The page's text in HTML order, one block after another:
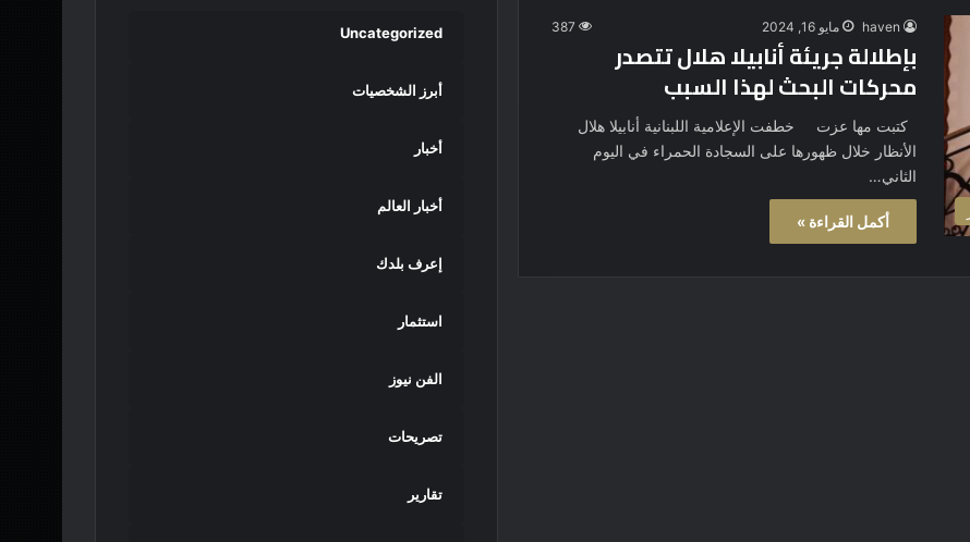
haven مايو 16, 2024 387
بإطلالة جريئة أنابيلا هلال تتصدر
محركات البحث لهذا السبب
كتبت مها عزت خطفت الإعلامية اللبنانية أنابيلا هلال
الأنظار خلال ظهورها على السجادة الحمراء في اليوم
الثاني…
أكمل القراءة »
Uncategorized
أبرز الشخصيات
أخبار
أخبار العالم
إعرف بلدك
استثمار
الفن نيوز
تصريحات
تقارير